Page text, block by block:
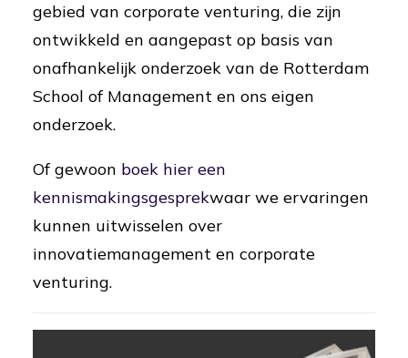
gebied van corporate venturing, die zijn
ontwikkeld en aangepast op basis van
onafhankelijk onderzoek van de Rotterdam
School of Management en ons eigen
onderzoek.
Of gewoon boek hier een
kennismakingsgesprekwaar we ervaringen
kunnen uitwisselen over
innovatiemanagement en corporate
venturing.